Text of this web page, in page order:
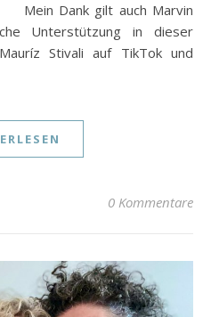
Mein Dank gilt auch Marvin
Unterstützung in dieser
Stivali auf TikTok und
0 Kommentare